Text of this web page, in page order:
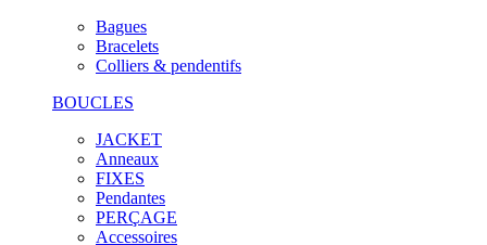
Bagues
Bracelets
Colliers & pendentifs
BOUCLES
JACKET
Anneaux
FIXES
Pendantes
PERÇAGE
Accessoires